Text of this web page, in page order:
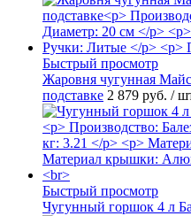
Быстрый просмотр
Жаровня чугунная
подставке 2 879 руб. /
Быстрый просмотр
Чугунный горшок 4 л